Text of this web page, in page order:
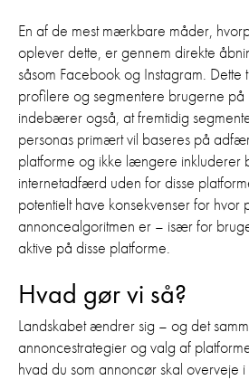
En af de mest mærkbare måder,
oplever dette, er gennem direkte
såsom Facebook og Instagram. Dette
profilere og segmentere brugerne på
indebærer også, at fremtidig
personas primært vil baseres på
platforme og ikke længere inkluderer
internetadfærd uden for disse
potentielt have konsekvenser for hvor
annoncealgoritmen er – især for
aktive på disse platforme.
Hvad gør vi så?
Landskabet ændrer sig – og det
annoncestrategier og valg af
hvad du som annoncør skal overveje